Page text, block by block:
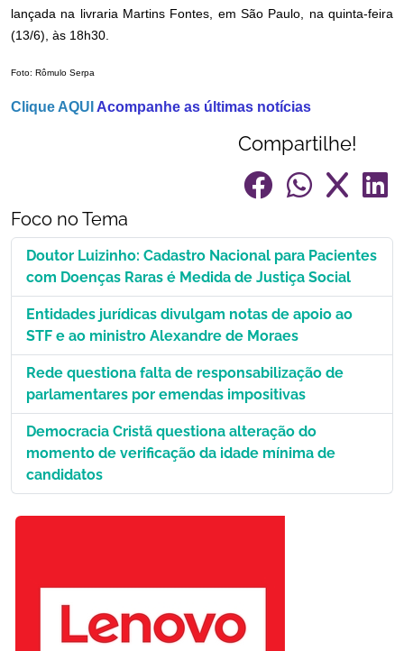
lançada na livraria Martins Fontes, em São Paulo, na quinta-feira
(13/6), às 18h30.
Foto: Rômulo Serpa
Clique AQUI Acompanhe as últimas notícias
Compartilhe!
Foco no Tema
Doutor Luizinho: Cadastro Nacional para Pacientes
com Doenças Raras é Medida de Justiça Social
Entidades jurídicas divulgam notas de apoio ao
STF e ao ministro Alexandre de Moraes
Rede questiona falta de responsabilização de
parlamentares por emendas impositivas
Democracia Cristã questiona alteração do
momento de verificação da idade mínima de
candidatos